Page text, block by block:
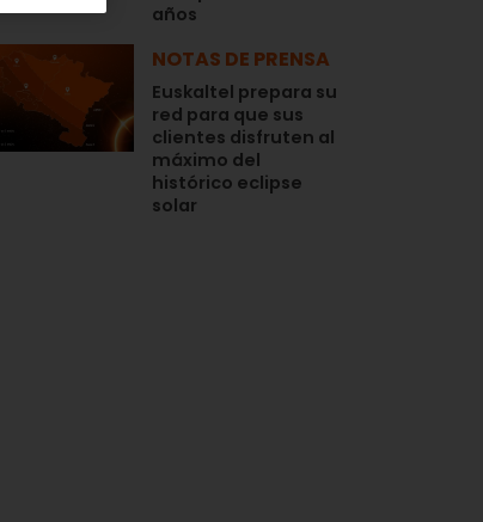
años
NOTAS DE PRENSA
Euskaltel prepara su
red para que sus
clientes disfruten al
máximo del
histórico eclipse
solar